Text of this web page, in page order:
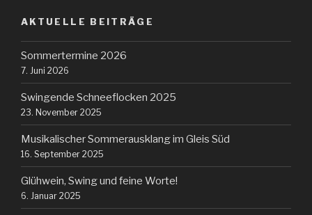
AKTUELLE BEITRÄGE
Sommertermine 2026
7. Juni 2026
Swingende Schneeflocken 2025
23. November 2025
Musikalischer Sommerausklang im Gleis Süd
16. September 2025
Glühwein, Swing und feine Worte!
6. Januar 2025